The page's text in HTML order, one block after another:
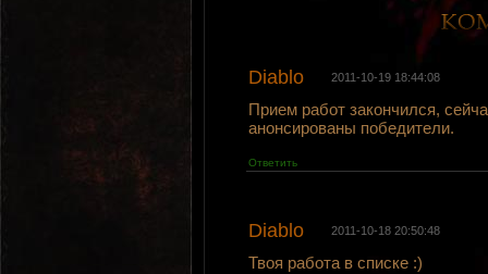
Diablo 2011-10-19 18:44:08
Прием работ закончился,
анонсированы победители.
Ответить
Diablo 2011-10-18 20:50:48
Твоя работа в списке :)